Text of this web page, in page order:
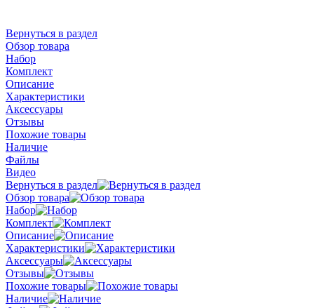
Вернуться в раздел
Обзор товара
Набор
Комплект
Описание
Характеристики
Аксессуары
Отзывы
Похожие товары
Наличие
Файлы
Видео
Вернуться в раздел
Обзор товара
Набор
Комплект
Описание
Характеристики
Аксессуары
Отзывы
Похожие товары
Наличие